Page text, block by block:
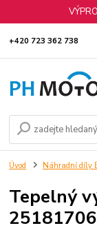
+420 723 362 738
Úvod Náhradní díly
Tepelný
25181706